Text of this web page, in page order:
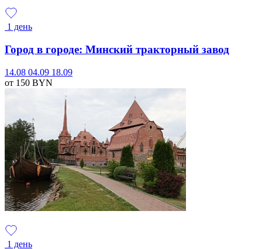
1 день
Город в городе: Минский тракторный завод
14.08 04.09 18.09
от 150 BYN
1 день